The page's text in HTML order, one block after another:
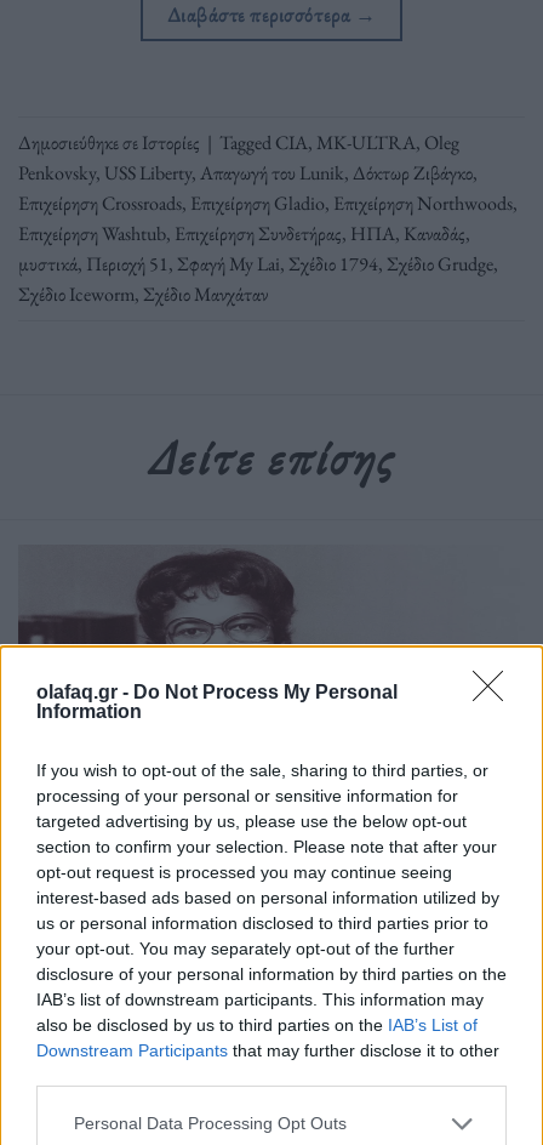
olafaq.gr - Do Not Process My Personal
Information
If you wish to opt-out of the sale, sharing to third parties, or
processing of your personal or sensitive information for
targeted advertising by us, please use the below opt-out
section to confirm your selection. Please note that after your
opt-out request is processed you may continue seeing
interest-based ads based on personal information utilized by
us or personal information disclosed to third parties prior to
your opt-out. You may separately opt-out of the further
disclosure of your personal information by third parties on the
IAB’s list of downstream participants. This information may
also be disclosed by us to third parties on the IAB’s List of
Downstream Participants that may further disclose it to other
Personal Data Processing Opt Outs
Διαβάστε περισσότερα →
Δημοσιεύθηκε σεΙστορίες | TaggedCIA, MK-ULTRA, Oleg
Penkovsky, USS Liberty,Απαγωγή του Lunik, Δόκτωρ Ζιβάγκο,
Επιχείρηση Crossroads, Επιχείρηση Gladio, Επιχείρηση Northwoods,
Επιχείρηση Washtub, Επιχείρηση Συνδετήρας, ΗΠΑ, Καναδάς,
μυστικά, Περιοχή 51, Σφαγή My Lai, Σχέδιο 1794, Σχέδιο Grudge,
Σχέδιο Iceworm, Σχέδιο Μανχάταν
Δείτε επίσης
Ιστορίες
Η Gladys West και τα μαθηματικά που
κρατούν το GPS στη θέση του
28.01.26
Η Gladys West έθεσε τις βάσεις του σύγχρονου GPS,
μετατρέποντας δορυφορικά δεδομένα, υπομονή και καθαρά
μαθηματικά σε παγκόσμια ακρίβεια.